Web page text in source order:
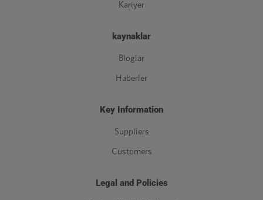
Kariyer
kaynaklar
Bloglar
Haberler
Key Information
Suppliers
Customers
Legal and Policies